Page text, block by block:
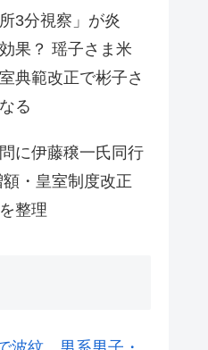
3分視察」が炎
果？ 瑶子さま米
典範改正で彬子さ
る
に伊藤穣一氏同行
・皇室制度改正
整理